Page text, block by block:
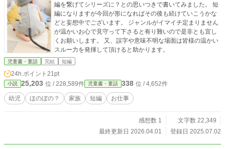
編を繋げてシリーズに？との思いつきで書いてみました。 短
編になりますが今回が形になればその後も続けていこうかな
どと妄想中でございます。 ジャンルがイマイチ定まりません
が温かいお心で見守って下さると有り難いので是非とも宜し
くお願いします。 又、誤字や意味不明な場面は皆様の温かい
スルー力を発揮して頂けると助かります。
児童書・童話 完結 短編
24h.ポイント 21pt
小説 25,203 位 / 228,589件 児童書・童話 338 位 / 4,652件
幼児 ほのぼの？ 家族 短編 お仕事
感想数 1
文字数 22,349
最終更新日 2026.04.01
登録日 2025.07.02